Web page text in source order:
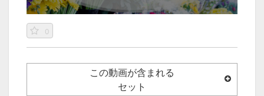
0
この動画が含まれる
セット